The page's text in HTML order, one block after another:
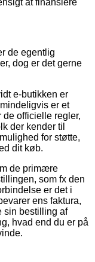
de egentlig
dog er det gerne
e-butikken er
er et
de officielle regler,
der kender til
for støtte,
dit køb.
de primære
som fx den
er det i
ens faktura,
sin bestilling af
hvad end du er på